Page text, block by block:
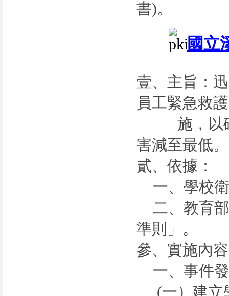
書)。
國立
壹、 主旨：
員工緊急救
施，以確
害減至最低。
貳、 依據：
一、 學校
二、 教育
準則」。
參、 實施內容
一、事件
(一） 建立